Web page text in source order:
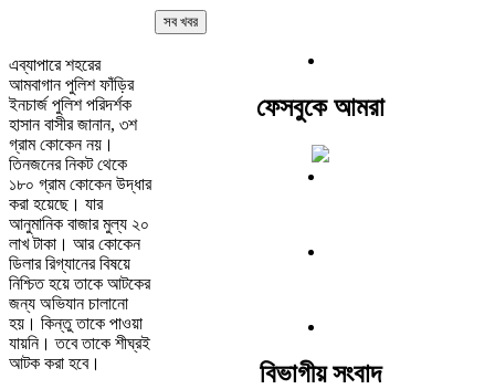
এব্যাপারে শহরের
আমবাগান পুলিশ ফাঁড়ির
ইনচার্জ পুলিশ পরিদর্শক
হাসান বাসীর জানান, ৩শ
গ্রাম কোকেন নয়।
তিনজনের নিকট থেকে
১৮০ গ্রাম কোকেন উদ্ধার
করা হয়েছে। যার
আনুমানিক বাজার মুল্য ২০
লাখ টাকা। আর কোকেন
ডিলার রিগ্যানের বিষয়ে
নিশ্চিত হয়ে তাকে আটকের
জন্য অভিযান চালানো
হয়। কিন্তু তাকে পাওয়া
যায়নি। তবে তাকে শীঘ্রই
আটক করা হবে।
সব খবর
ফেসবুকে আমরা
বিভাগীয় সংবাদ